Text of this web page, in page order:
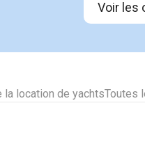
Voir les
la location de yachtsToutes